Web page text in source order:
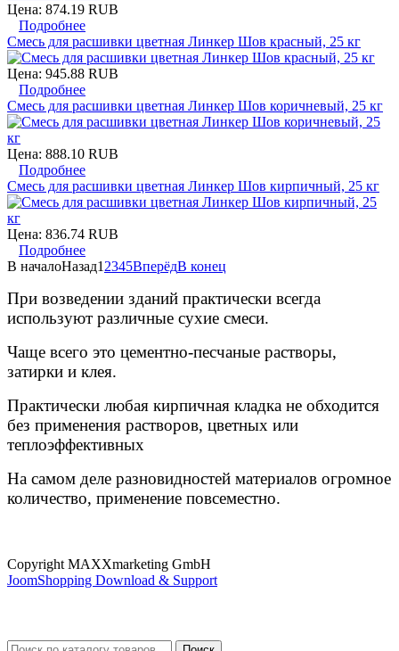
Цена: 874.19 RUB
Подробнее
Смесь для расшивки цветная Линкер Шов красный, 25 кг
Цена: 945.88 RUB
Подробнее
Смесь для расшивки цветная Линкер Шов коричневый, 25 кг
Цена: 888.10 RUB
Подробнее
Смесь для расшивки цветная Линкер Шов кирпичный, 25 кг
Цена: 836.74 RUB
Подробнее
В началоНазад1 2345ВперёдВ конец
При возведении зданий практически всегда
используют различные сухие смеси.
Чаще всего это цементно-песчаные растворы,
затирки и клея.
Практически любая кирпичная кладка не обходится
без применения растворов, цветных или
теплоэффективных
На самом деле разновидностей материалов огромное
количество, применение повсеместно.
Copyright MAXXmarketing GmbH
JoomShopping Download & Support